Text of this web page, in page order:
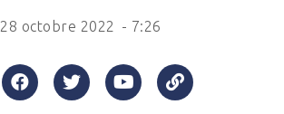
28 octobre 2022 - 7:26